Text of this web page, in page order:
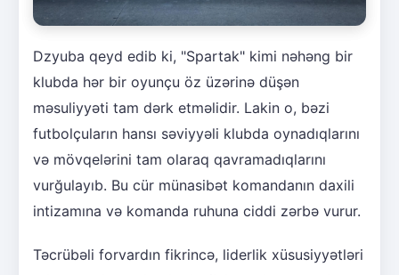
Dzyuba qeyd edib ki, "Spartak" kimi nəhəng bir
klubda hər bir oyunçu öz üzərinə düşən
məsuliyyəti tam dərk etməlidir. Lakin o, bəzi
futbolçuların hansı səviyyəli klubda oynadıqlarını
və mövqelərini tam olaraq qavramadıqlarını
vurğulayıb. Bu cür münasibət komandanın daxili
intizamına və komanda ruhuna ciddi zərbə vurur.
Təcrübəli forvardın fikrincə, liderlik xüsusiyyətləri